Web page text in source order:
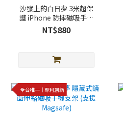
沙發上的白日夢 3米超保
護 iPhone 防摔磁吸手機
殼 (支援Magsafe)
NT$880
全台唯一｜專利創新